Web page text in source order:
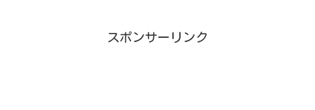
スポンサーリンク